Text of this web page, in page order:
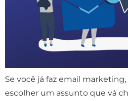
Se você já faz email
escolher um assunto que vá